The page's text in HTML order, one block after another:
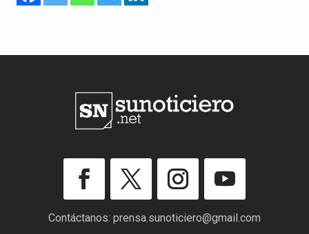
Contáctanos: prensa.sunoticiero@gmail.com